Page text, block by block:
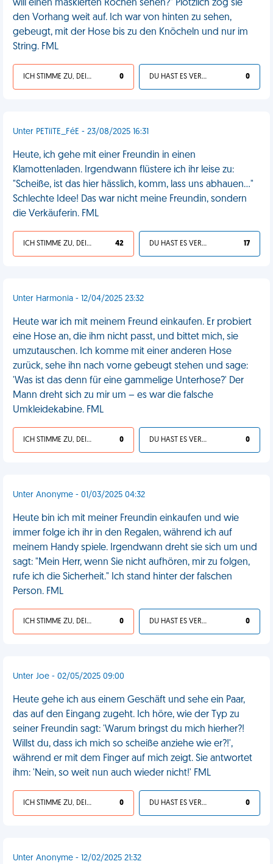
will einen maskierten Rochen sehen?" Plötzlich zog sie
den Vorhang weit auf. Ich war von hinten zu sehen,
gebeugt, mit der Hose bis zu den Knöcheln und nur im
String. FML
ICH STIMME ZU, DEIN LEBEN IST SCHEISSE 0 DU HAST ES VERDIENT 0
Unter PETiiTE_FéE - 23/08/2025 16:31
Heute, ich gehe mit einer Freundin in einen
Klamottenladen. Irgendwann flüstere ich ihr leise zu:
"Scheiße, ist das hier hässlich, komm, lass uns abhauen..."
Schlechte Idee! Das war nicht meine Freundin, sondern
die Verkäuferin. FML
ICH STIMME ZU, DEIN LEBEN IST SCHEISSE 42 DU HAST ES VERDIENT 17
Unter Harmonia - 12/04/2025 23:32
Heute war ich mit meinem Freund einkaufen. Er probiert
eine Hose an, die ihm nicht passt, und bittet mich, sie
umzutauschen. Ich komme mit einer anderen Hose
zurück, sehe ihn nach vorne gebeugt stehen und sage:
'Was ist das denn für eine gammelige Unterhose?' Der
Mann dreht sich zu mir um – es war die falsche
Umkleidekabine. FML
ICH STIMME ZU, DEIN LEBEN IST SCHEISSE 0 DU HAST ES VERDIENT 0
Unter Anonyme - 01/03/2025 04:32
Heute bin ich mit meiner Freundin einkaufen und wie
immer folge ich ihr in den Regalen, während ich auf
meinem Handy spiele. Irgendwann dreht sie sich um und
sagt: "Mein Herr, wenn Sie nicht aufhören, mir zu folgen,
rufe ich die Sicherheit." Ich stand hinter der falschen
Person. FML
ICH STIMME ZU, DEIN LEBEN IST SCHEISSE 0 DU HAST ES VERDIENT 0
Unter Joe - 02/05/2025 09:00
Heute gehe ich aus einem Geschäft und sehe ein Paar,
das auf den Eingang zugeht. Ich höre, wie der Typ zu
seiner Freundin sagt: 'Warum bringst du mich hierher?!
Willst du, dass ich mich so scheiße anziehe wie er?!',
während er mit dem Finger auf mich zeigt. Sie antwortet
ihm: 'Nein, so weit nun auch wieder nicht!' FML
ICH STIMME ZU, DEIN LEBEN IST SCHEISSE 0 DU HAST ES VERDIENT 0
Unter Anonyme - 12/02/2025 21:32